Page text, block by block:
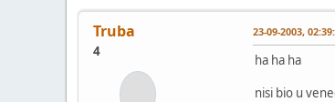
Truba
4
23-09-2003,
ha ha ha
nisi bio u